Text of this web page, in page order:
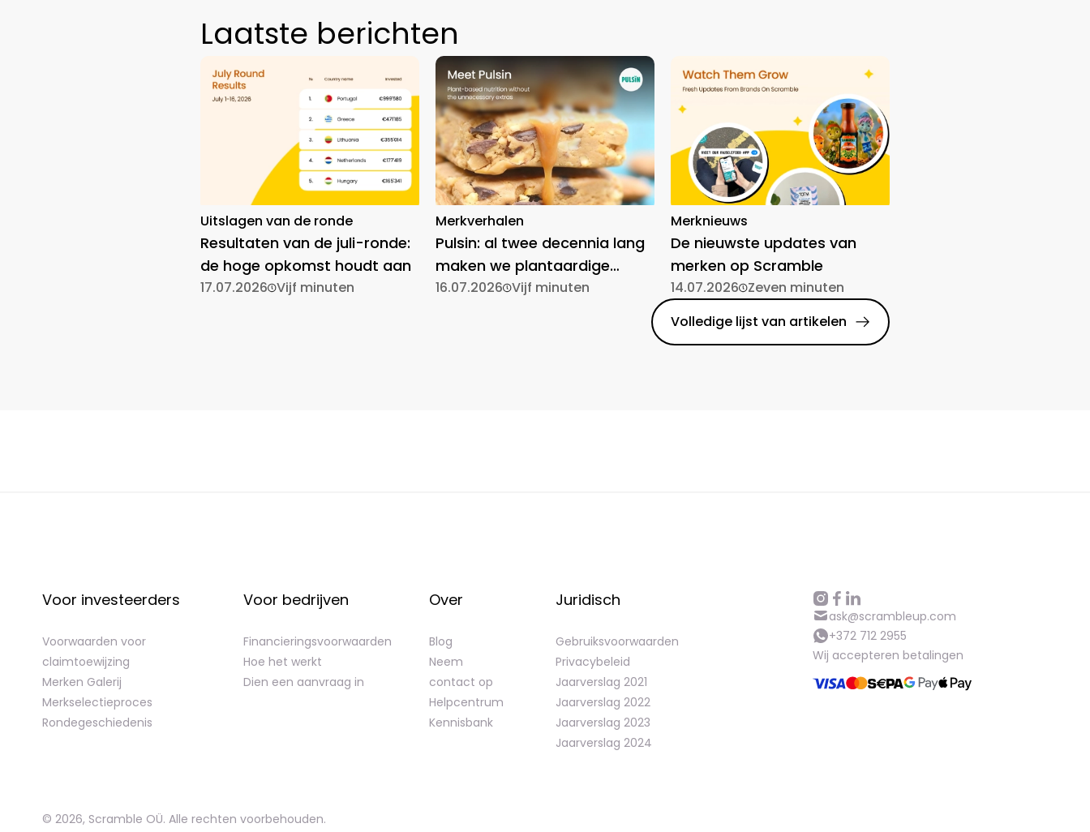
Laatste berichten
Uitslagen van de ronde
Resultaten van de juli-ronde:
de hoge opkomst houdt aan
17.07.2026 Vijf minuten
Merkverhalen
Pulsin: al twee decennia lang
maken we plantaardige
voeding toegankelijk
16.07.2026 Vijf minuten
Merknieuws
De nieuwste updates van
merken op Scramble
14.07.2026 Zeven minuten
Volledige lijst van artikelen
Voor investeerders
Voorwaarden voor
claimtoewijzing
Merken Galerij
Merkselectieproces
Rondegeschiedenis
Voor bedrijven
Financieringsvoorwaarden
Hoe het werkt
Dien een aanvraag in
Over
Blog
Neem
contact op
Helpcentrum
Kennisbank
Juridisch
Gebruiksvoorwaarden
Privacybeleid
Jaarverslag 2021
Jaarverslag 2022
Jaarverslag 2023
Jaarverslag 2024
ask@scrambleup.com
+372 712 2955
Wij accepteren betalingen
© 2026, Scramble OÜ. Alle rechten voorbehouden.